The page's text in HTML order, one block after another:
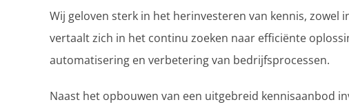
Wij geloven sterk in het herinvesteren van kennis, zowel
vertaalt zich in het continu zoeken naar efficiënte
automatisering en verbetering van bedrijfsprocessen.
Naast het opbouwen van een uitgebreid kennisaanbod